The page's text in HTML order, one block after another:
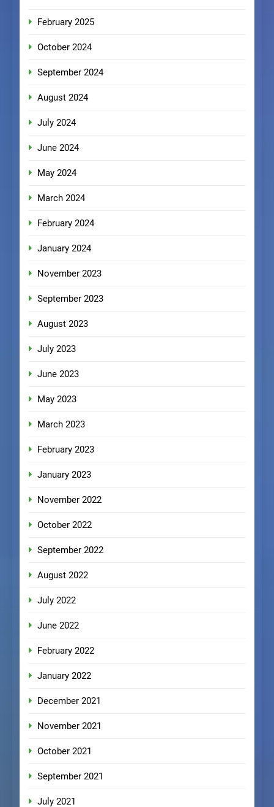
February 2025
October 2024
September 2024
August 2024
July 2024
June 2024
May 2024
March 2024
February 2024
January 2024
November 2023
September 2023
August 2023
July 2023
June 2023
May 2023
March 2023
February 2023
January 2023
November 2022
October 2022
September 2022
August 2022
July 2022
June 2022
February 2022
January 2022
December 2021
November 2021
October 2021
September 2021
July 2021